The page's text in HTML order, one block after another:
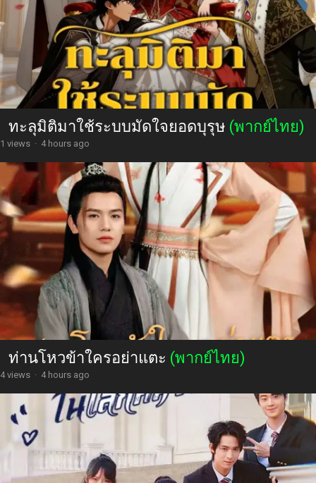
ทะลุมิติมาใช้ระบบมัดใจยอดบุรุษ (พากย์ไทย)
1 views · 4 hours ago
ท่านโหวข้าใครอย่าแตะ (พากย์ไทย)
4 views · 4 hours ago